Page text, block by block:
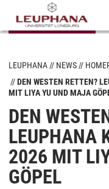
LEUPHANA NEWS
DEN WESTEN RETTEN?
MIT LIYA YU UND MAJA
DEN
LEUPHANA
2026 MIT
GÖPEL